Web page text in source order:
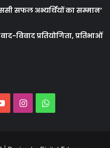
सफल अभ्यर्थियों का सम्मान’
विवाद प्रतियोगिता, प्रतिभाओं
YouTubeInstagramWhatsApp